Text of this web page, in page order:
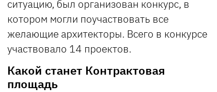
ситуацию, был организован конкурс, в
котором могли поучаствовать все
желающие архитекторы. Всего в конкурсе
участвовало 14 проектов.
Какой станет Контрактовая
площадь